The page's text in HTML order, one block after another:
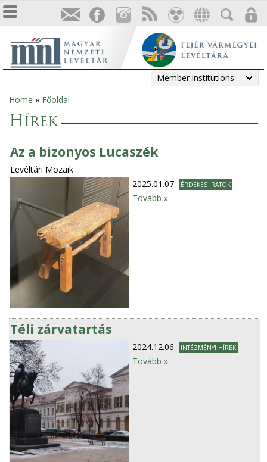
Member institutions
You
are
here
Home » Főoldal
Hírek
Az a bizonyos Lucaszék
Levéltári Mozaik
2025.01.07.
ÉRDEKES IRATOK
Tovább »
Téli zárvatartás
2024.12.06. INTÉZMÉNYI HÍREK
Tovább »